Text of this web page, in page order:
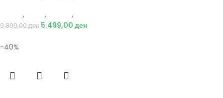
, , ,
9.899,00ден 5.499,00 ден
-40%